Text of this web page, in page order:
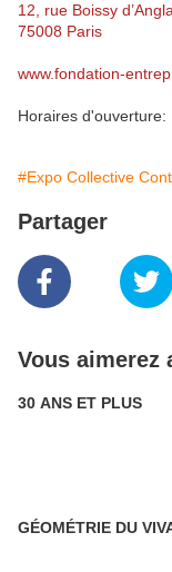
12, rue Boissy
75008 Paris
www.fondation-
Horaires d'ouverture:
#Expo Collective
Partager
Vous aimerez
30 ANS ET PLUS
GÉOMÉTRIE DU